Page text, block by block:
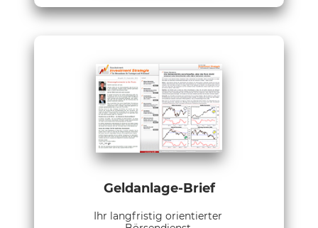
Geldanlage-Brief
Ihr langfristig orientierter